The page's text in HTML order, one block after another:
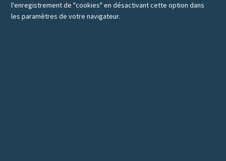
l'enregistrement de "cookies" en désactivant cette option dans
les paramètres de votre navigateur.